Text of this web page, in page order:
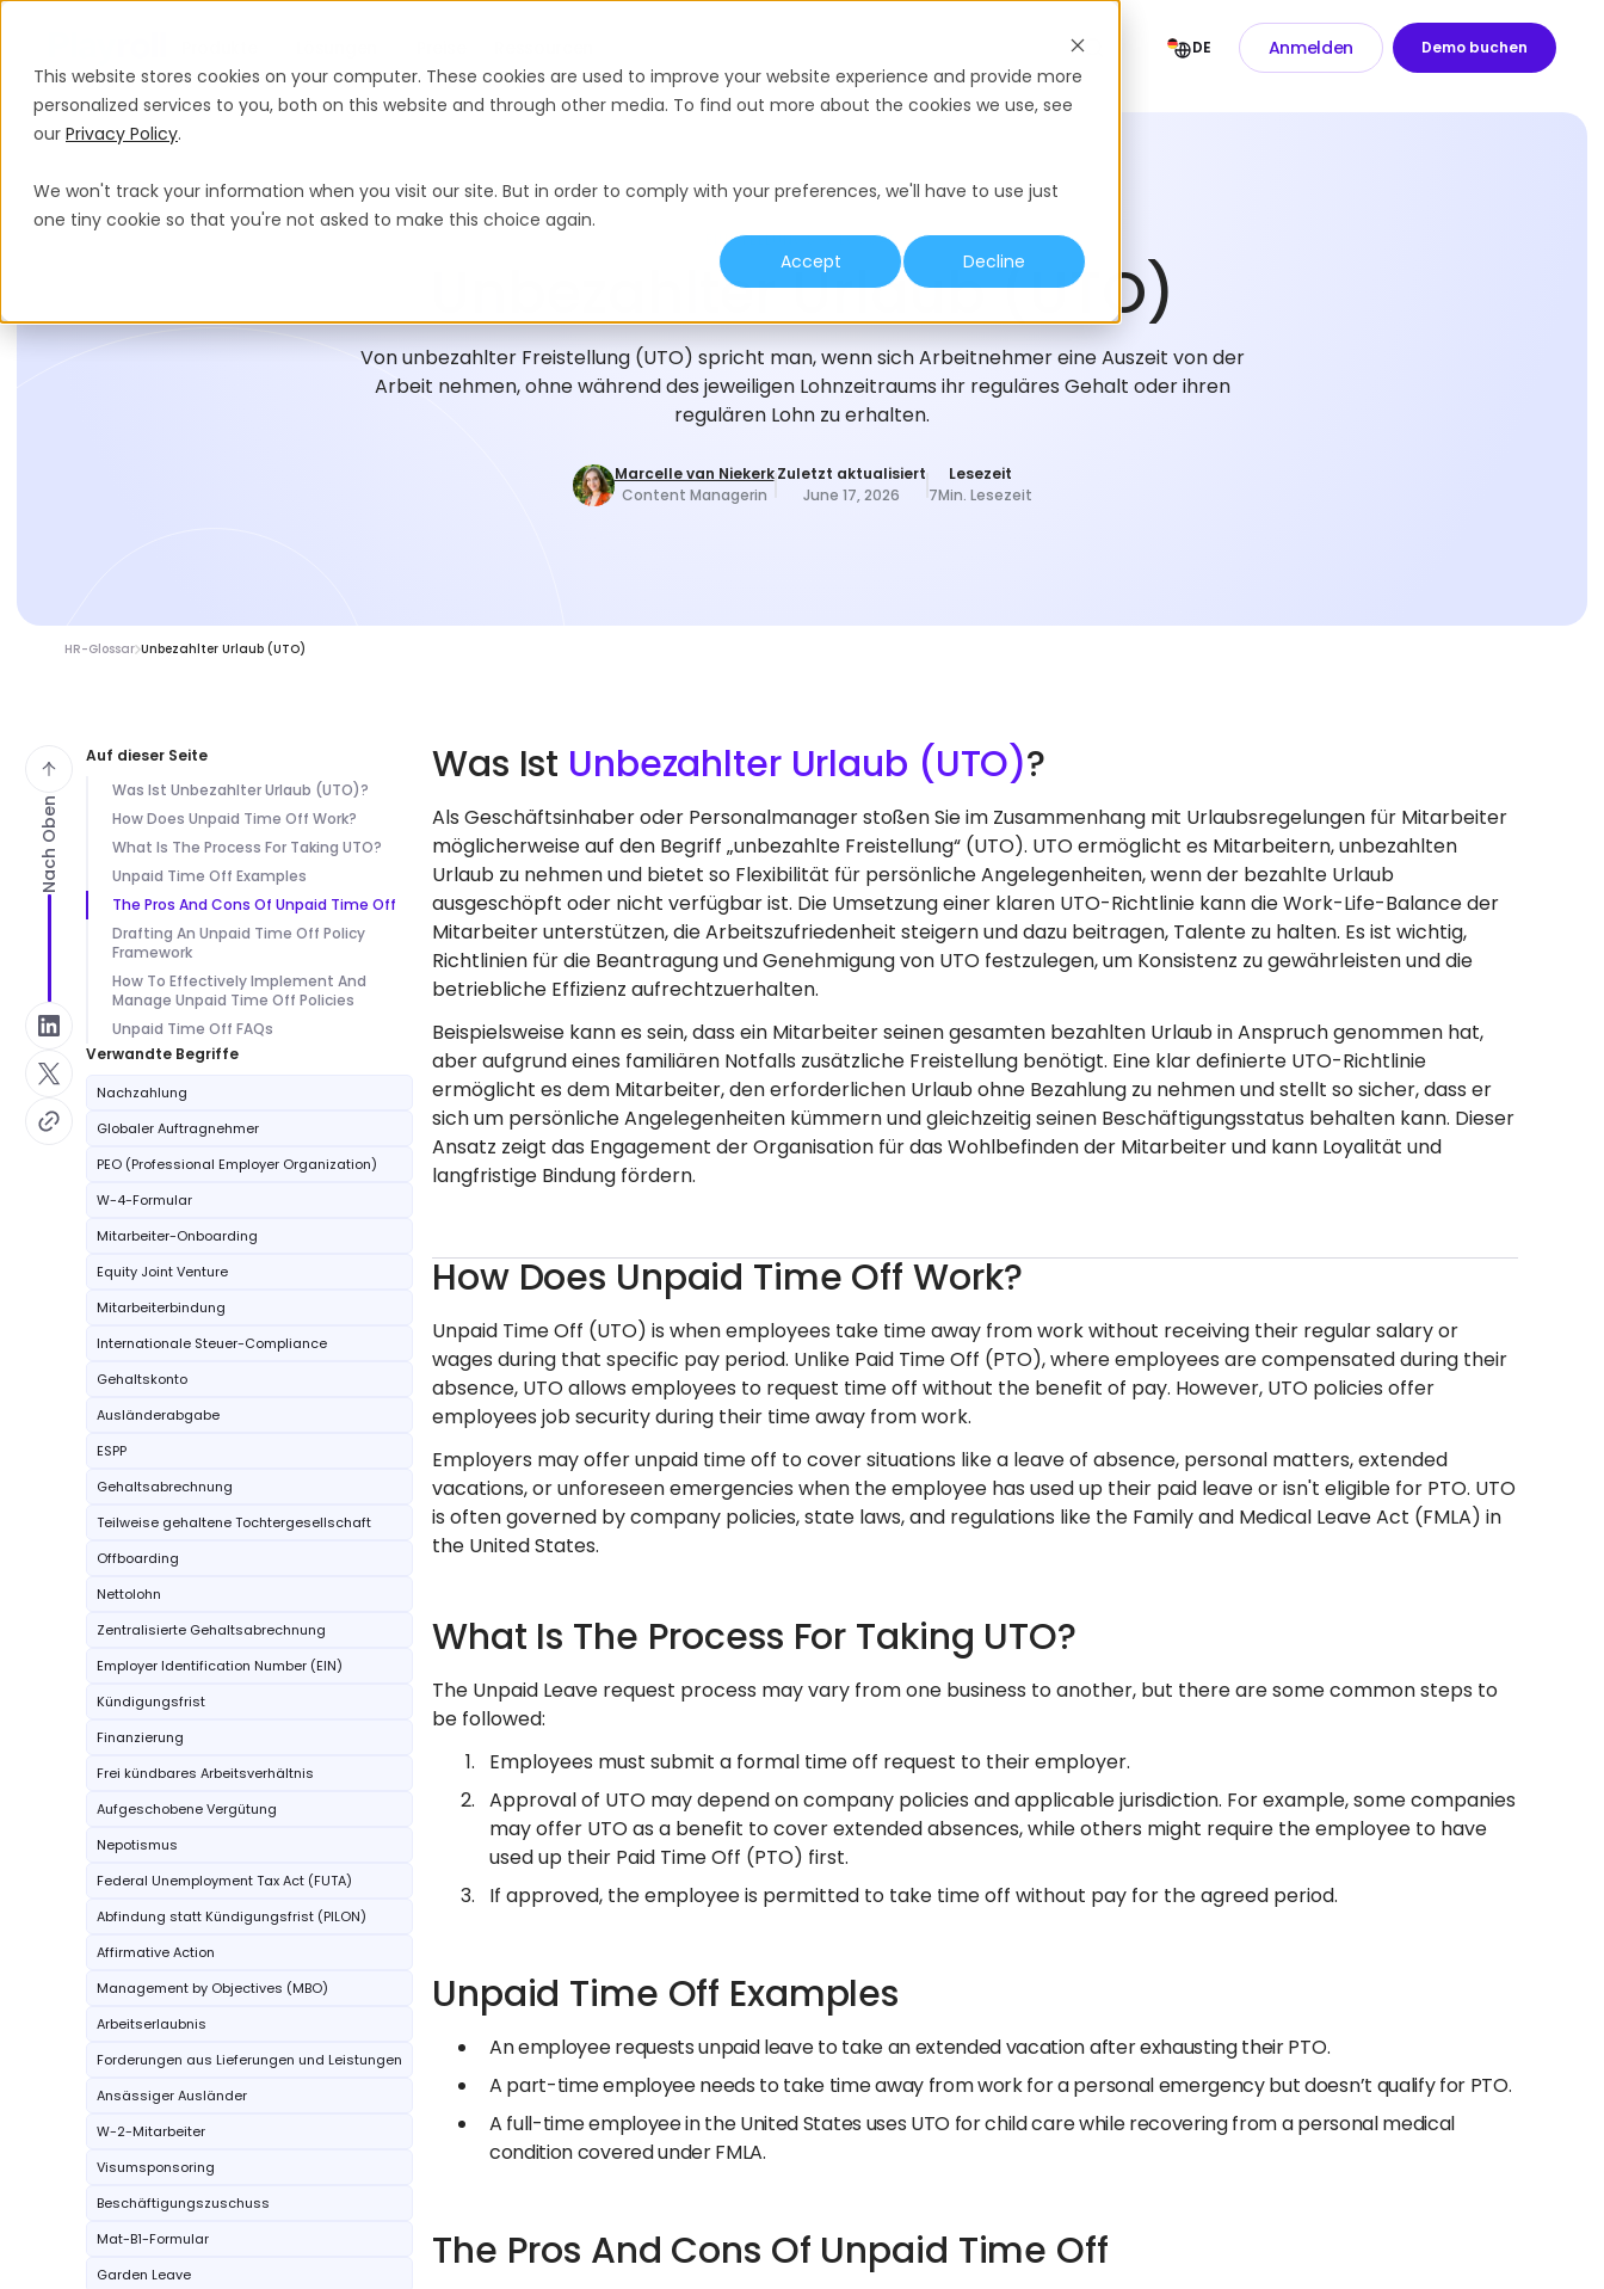
This website stores cookies on your computer. These cookies are used to improve your website experience and provide more
personalized services to you, both on this website and through other media. To find out more about the cookies we use, see
our Privacy Policy.
We won't track your information when you visit our site. But in order to comply with your preferences, we'll have to use just
one tiny cookie so that you're not asked to make this choice again.
Accept
Decline
DE Anmelden Demo buchen
EINSTELLUNGS-GLOSSAR
Unbezahlter Urlaub (UTO)
Von unbezahlter Freistellung (UTO) spricht man, wenn sich Arbeitnehmer eine Auszeit von der
Arbeit nehmen, ohne während des jeweiligen Lohnzeitraums ihr reguläres Gehalt oder ihren
regulären Lohn zu erhalten.
Marcelle van Niekerk
Content Managerin
Zuletzt aktualisiert
June 17, 2026
Lesezeit
7Min. Lesezeit
HR-Glossar Unbezahlter Urlaub (UTO)
Auf dieser Seite
Was Ist Unbezahlter Urlaub (UTO)?
How Does Unpaid Time Off Work?
What Is The Process For Taking UTO?
Unpaid Time Off Examples
The Pros And Cons Of Unpaid Time Off
Drafting An Unpaid Time Off Policy
Framework
How To Effectively Implement And
Manage Unpaid Time Off Policies
Unpaid Time Off FAQs
Verwandte Begriffe
Nachzahlung
Globaler Auftragnehmer
PEO (Professional Employer Organization)
W-4-Formular
Mitarbeiter-Onboarding
Equity Joint Venture
Mitarbeiterbindung
Internationale Steuer-Compliance
Gehaltskonto
Ausländerabgabe
ESPP
Gehaltsabrechnung
Teilweise gehaltene Tochtergesellschaft
Offboarding
Nettolohn
Zentralisierte Gehaltsabrechnung
Employer Identification Number (EIN)
Kündigungsfrist
Finanzierung
Frei kündbares Arbeitsverhältnis
Aufgeschobene Vergütung
Nepotismus
Federal Unemployment Tax Act (FUTA)
Abfindung statt Kündigungsfrist (PILON)
Affirmative Action
Management by Objectives (MBO)
Arbeitserlaubnis
Forderungen aus Lieferungen und Leistungen
Ansässiger Ausländer
W-2-Mitarbeiter
Visumsponsoring
Beschäftigungszuschuss
Mat-B1-Formular
Garden Leave
Was Ist Unbezahlter Urlaub (UTO)?
Als Geschäftsinhaber oder Personalmanager stoßen Sie im Zusammenhang mit Urlaubsregelungen für Mitarbeiter
möglicherweise auf den Begriff „unbezahlte Freistellung“ (UTO). UTO ermöglicht es Mitarbeitern, unbezahlten
Urlaub zu nehmen und bietet so Flexibilität für persönliche Angelegenheiten, wenn der bezahlte Urlaub
ausgeschöpft oder nicht verfügbar ist. Die Umsetzung einer klaren UTO-Richtlinie kann die Work-Life-Balance der
Mitarbeiter unterstützen, die Arbeitszufriedenheit steigern und dazu beitragen, Talente zu halten. Es ist wichtig,
Richtlinien für die Beantragung und Genehmigung von UTO festzulegen, um Konsistenz zu gewährleisten und die
betriebliche Effizienz aufrechtzuerhalten.
Beispielsweise kann es sein, dass ein Mitarbeiter seinen gesamten bezahlten Urlaub in Anspruch genommen hat,
aber aufgrund eines familiären Notfalls zusätzliche Freistellung benötigt. Eine klar definierte UTO-Richtlinie
ermöglicht es dem Mitarbeiter, den erforderlichen Urlaub ohne Bezahlung zu nehmen und stellt so sicher, dass er
sich um persönliche Angelegenheiten kümmern und gleichzeitig seinen Beschäftigungsstatus behalten kann. Dieser
Ansatz zeigt das Engagement der Organisation für das Wohlbefinden der Mitarbeiter und kann Loyalität und
langfristige Bindung fördern.
How Does Unpaid Time Off Work?
Unpaid Time Off (UTO) is when employees take time away from work without receiving their regular salary or
wages during that specific pay period. Unlike Paid Time Off (PTO), where employees are compensated during their
absence, UTO allows employees to request time off without the benefit of pay. However, UTO policies offer
employees job security during their time away from work.
Employers may offer unpaid time off to cover situations like a leave of absence, personal matters, extended
vacations, or unforeseen emergencies when the employee has used up their paid leave or isn't eligible for PTO. UTO
is often governed by company policies, state laws, and regulations like the Family and Medical Leave Act (FMLA) in
the United States.
What Is The Process For Taking UTO?
The Unpaid Leave request process may vary from one business to another, but there are some common steps to
be followed:
Employees must submit a formal time off request to their employer.
Approval of UTO may depend on company policies and applicable jurisdiction. For example, some companies
may offer UTO as a benefit to cover extended absences, while others might require the employee to have
used up their Paid Time Off (PTO) first.
If approved, the employee is permitted to take time off without pay for the agreed period.
Unpaid Time Off Examples
An employee requests unpaid leave to take an extended vacation after exhausting their PTO.
A part-time employee needs to take time away from work for a personal emergency but doesn’t qualify for PTO.
A full-time employee in the United States uses UTO for child care while recovering from a personal medical
condition covered under FMLA.
The Pros And Cons Of Unpaid Time Off
Nach Oben